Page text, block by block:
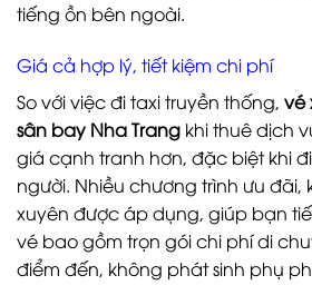
tiếng ồn bên ngoài.
Giá cả hợp lý, tiết kiệm chi phí
So với việc đi taxi truyền thống, vé
sân bay Nha Trang khi thuê dịch
giá cạnh tranh hơn, đặc biệt khi
người. Nhiều chương trình ưu đãi,
xuyên được áp dụng, giúp bạn
vé bao gồm trọn gói chi phí di
điểm đến, không phát sinh phụ